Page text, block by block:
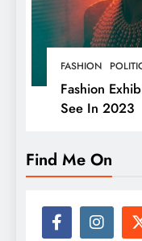
FASHION
Fashion
See In 2023
Find Me On